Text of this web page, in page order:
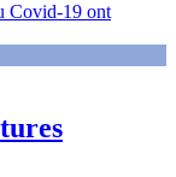
Covid-19 ont